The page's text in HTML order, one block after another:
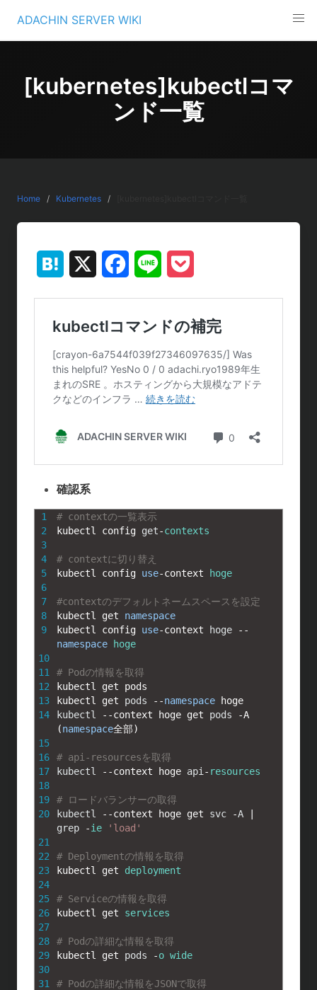
content
ADACHIN SERVER WIKI
[kubernetes]kubectlコマ
ンド一覧
Home Kubernetes
n
a
c
b
o
n
c
e
t
確認系
1
2
3
4
5
6
7
8
9
10
11
12
13
14
15
16
17
18
19
20
21
22
23
24
25
26
27
28
29
30
31
# contextの一覧表示
kubectl config get-contexts
# contextに切り替え
kubectl config use-context hoge
#contextのデフォルトネームスペースを設定
kubectl get namespace
kubectl config use-context hoge
--
namespace
hoge
# Podの情報を取得
kubectl get pods
kubectl get pods --namespace
hoge
kubectl
--context hoge get pods -A
(namespace全部)
# api-resourcesを取得
kubectl
--context hoge api - resources
# ロードバランサーの取得
kubectl
--context hoge get svc -A
grep
-ie 'load'
# Deploymentの情報を取得
kubectl get deployment
# Serviceの情報を取得
kubectl get services
# Podの詳細な情報を取得
kubectl get pods -o wide
# Podの詳細な情報をJSONで取得